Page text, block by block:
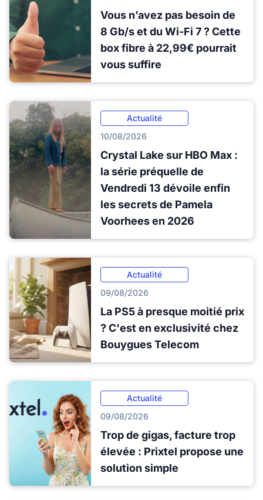
Vous n’avez pas besoin de
8 Gb/s et du Wi-Fi 7 ? Cette
box fibre à 22,99€ pourrait
vous suffire
Actualité
10/08/2026
Crystal Lake sur HBO Max :
la série préquelle de
Vendredi 13 dévoile enfin
les secrets de Pamela
Voorhees en 2026
Actualité
09/08/2026
La PS5 à presque moitié prix
? C'est en exclusivité chez
Bouygues Telecom
Actualité
09/08/2026
Trop de gigas, facture trop
élevée : Prixtel propose une
solution simple